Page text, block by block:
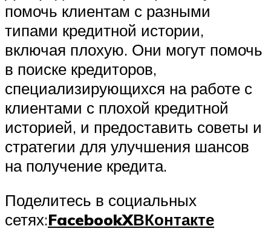
помочь клиентам с разными
типами кредитной истории,
включая плохую. Они могут помочь
в поиске кредиторов,
специализирующихся на работе с
клиентами с плохой кредитной
историей, и предоставить советы и
стратегии для улучшения шансов
на получение кредита.
Поделитесь в социальных
сетях:FacebookXВКонтакте